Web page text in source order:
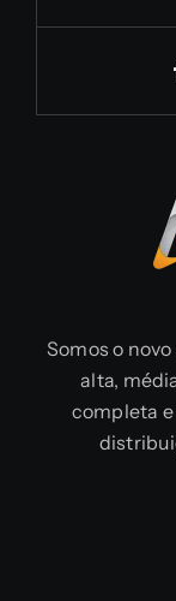
Somos o
alta,
completa